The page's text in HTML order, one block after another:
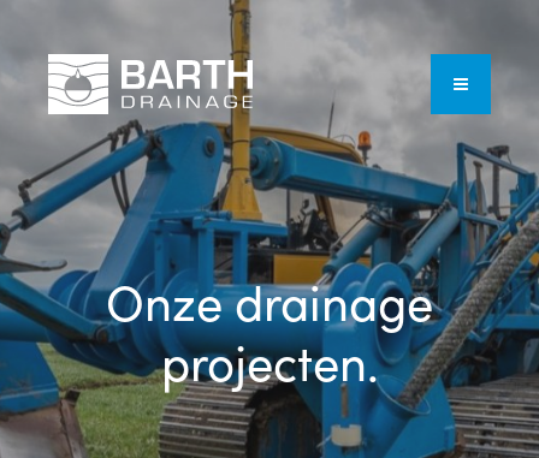
Onze drainage
projecten.